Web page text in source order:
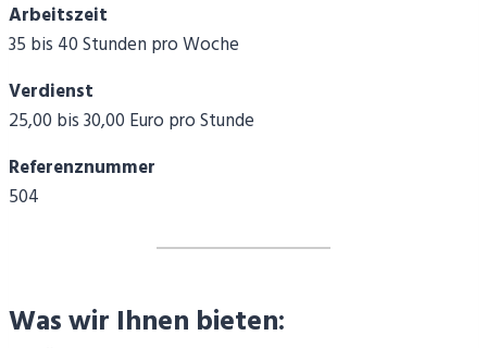
Arbeitszeit
35 bis 40 Stunden pro Woche
Verdienst
25,00 bis 30,00 Euro pro Stunde
Referenznummer
504
Was wir Ihnen bieten: